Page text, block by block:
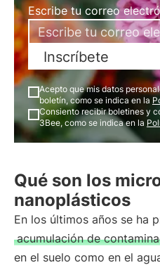
Escribe tu correo
Inscríbete
Acepto que mis datos
boletín, como se indica en la
Consiento recibir boletines y
3Bee, como se indica en la
Qué son los
nanoplásticos
En los últimos años se ha
acumulación de
en el suelo como en el